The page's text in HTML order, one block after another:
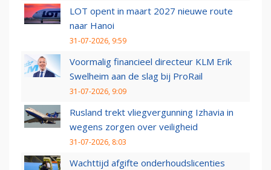
LOT opent in maart 2027 nieuwe route
naar Hanoi
31-07-2026, 9:59
Voormalig financieel directeur KLM Erik
Swelheim aan de slag bij ProRail
31-07-2026, 9:09
Rusland trekt vliegvergunning Izhavia in
wegens zorgen over veiligheid
31-07-2026, 8:03
Wachttijd afgifte onderhoudslicenties